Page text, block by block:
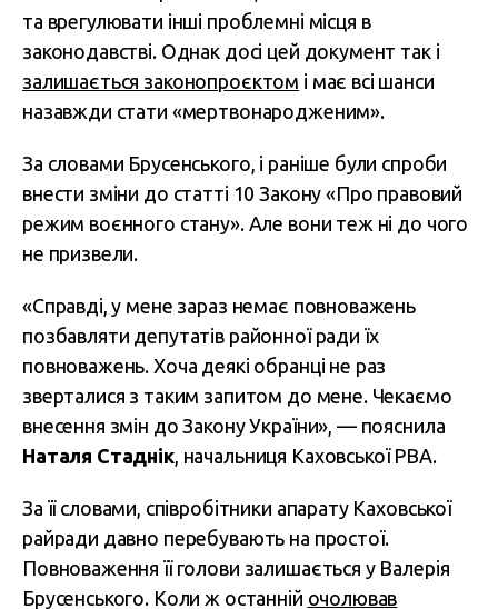
та врегулювати інші проблемні місця в
законодавстві. Однак досі цей документ так і
залишається законопроєктом і має всі шанси
назавжди стати «мертвонародженим».
За словами Брусенського, і раніше були спроби
внести зміни до статті 10 Закону «Про правовий
режим воєнного стану». Але вони теж ні до чого
не призвели.
«Справді, у мене зараз немає повноважень
позбавляти депутатів районної ради їх
повноважень. Хоча деякі обранці не раз
зверталися з таким запитом до мене. Чекаємо
внесення змін до Закону України», — пояснила
Наталя Стаднік, начальниця Каховської РВА.
За її словами, співробітники апарату Каховської
райради давно перебувають на простої.
Повноваження її голови залишається у Валерія
Брусенського. Коли ж останній очолював